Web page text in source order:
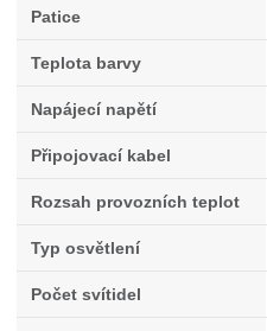
Patice
Teplota barvy
Napájecí napětí
Připojovací kabel
Rozsah provozních teplot
Typ osvětlení
Počet svítidel